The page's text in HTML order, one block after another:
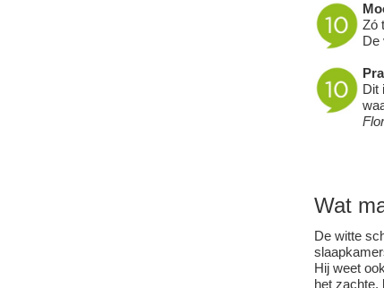
Zó
De
Dit
Wat
De witte
Hij weet
het zachte,